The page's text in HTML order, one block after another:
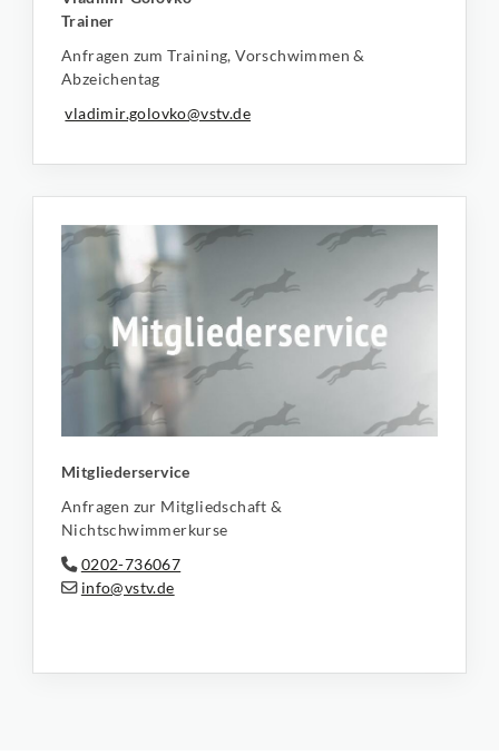
Trainer
Anfragen zum Training, Vorschwimmen &
Abzeichentag
vladimir.golovko@vstv.de
Mitgliederservice
Anfragen zur Mitgliedschaft &
Nichtschwimmerkurse
0202-736067
info@vstv.de